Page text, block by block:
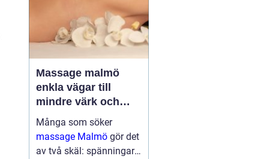
Massage malmö
enkla vägar till
mindre värk och
mer energi
Många som söker
massage Malmö gör det
av två skäl: spänningar